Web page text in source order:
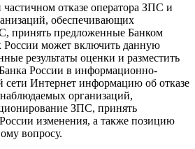
отказе оператора ЗПС и
обеспечивающих
принять предложенные Банком
России может включить данную
результаты оценки и разместить
России в информационно-
сети Интернет информацию об отказе
организаций,
ЗПС, принять
изменения, а также позицию
вопросу.